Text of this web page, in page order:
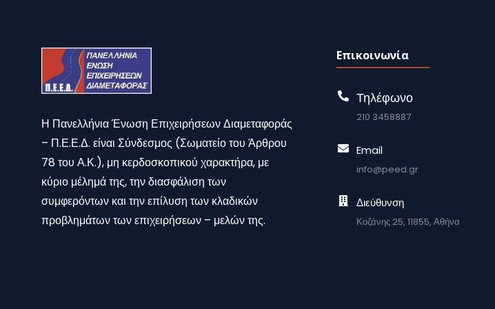
Η Πανελλήνια Ένωση Επιχειρήσεων Διαμεταφοράς
– Π.Ε.Ε.Δ. είναι Σύνδεσμος (Σωματείο του Άρθρου
78 του Α.Κ.), μη κερδοσκοπικού χαρακτήρα, με
κύριο μέλημά της, την διασφάλιση των
συμφερόντων και την επίλυση των κλαδικών
προβλημάτων των επιχειρήσεων – μελών της.
Επικοινωνία
Τηλέφωνο
210 3458887
Email
info@peed.gr
Διεύθυνση
Κοζάνης 25, 11855, Αθήνα